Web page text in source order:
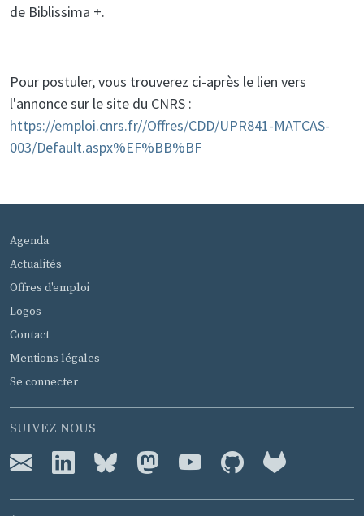
de Biblissima +.
Pour postuler, vous trouverez ci-après le lien vers
l'annonce sur le site du CNRS :
https://emploi.cnrs.fr//Offres/CDD/UPR841-MATCAS-
003/Default.aspx%EF%BB%BF
MENU PIED DE PAGE
Agenda
Actualités
Offres d'emploi
Logos
Contact
Mentions légales
Se connecter
SUIVEZ NOUS